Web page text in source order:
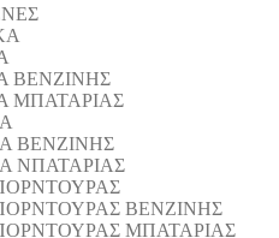
ΒΕΝΖΙΝΗΣ
ΜΠΑΤΑΡΙΑΣ
ΒΕΝΖΙΝΗΣ
ΝΠΑΤΑΡΙΑΣ
ΒΕΝΖΙΝΗΣ
ΜΠΑΤΑΡΙΑΣ